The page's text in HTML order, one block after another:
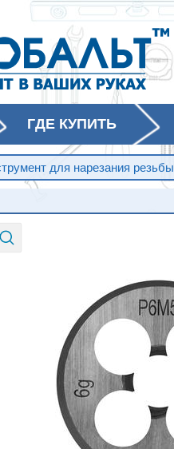
ГДЕ КУПИТЬ
для нарезания резьбы